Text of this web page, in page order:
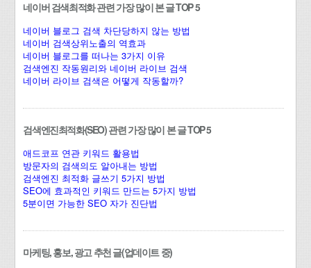
네이버 검색최적화 관련 가장 많이 본 글 TOP 5
네이버 블로그 검색 차단당하지 않는 방법
네이버 검색상위노출의 역효과
네이버 블로그를 떠나는 3가지 이유
검색엔진 작동원리와 네이버 라이브 검색
네이버 라이브 검색은 어떻게 작동할까?
검색엔진최적화(SEO) 관련 가장 많이 본 글 TOP 5
애드코프 연관 키워드 활용법
방문자의 검색의도 알아내는 방법
검색엔진 최적화 글쓰기 5가지 방법
SEO에 효과적인 키워드 만드는 5가지 방법
5분이면 가능한 SEO 자가 진단법
마케팅, 홍보, 광고 추천 글(업데이트 중)